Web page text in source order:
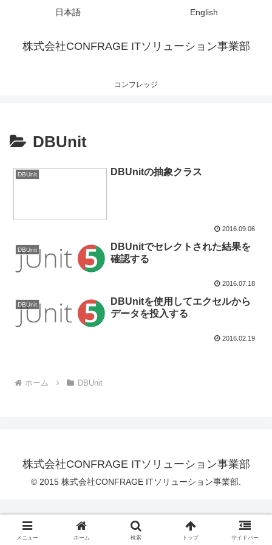
株式会社CONFRAGE ITソリューション事業部
コンフレッジ
日本語 English
DBUnit
DBUnit DBUnitの抽象クラス
2016.09.06
DBUnit
DBUnitでセレクトされた結果を
確認する
2016.07.18
DBUnit
DBUnitを使用してエクセルから
データを投入する
2016.02.19
ホーム DBUnit
株式会社CONFRAGE ITソリューション事業部
© 2015 株式会社CONFRAGE ITソリューション事業部.
メニュー ホーム 検索 トップ サイドバー